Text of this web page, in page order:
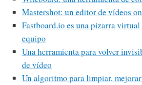
Mastershot: un editor de vídeos
Fastboard.io es una pizarra virtual
equipo
Una herramienta para volver
de vídeo
Un algoritmo para limpiar,